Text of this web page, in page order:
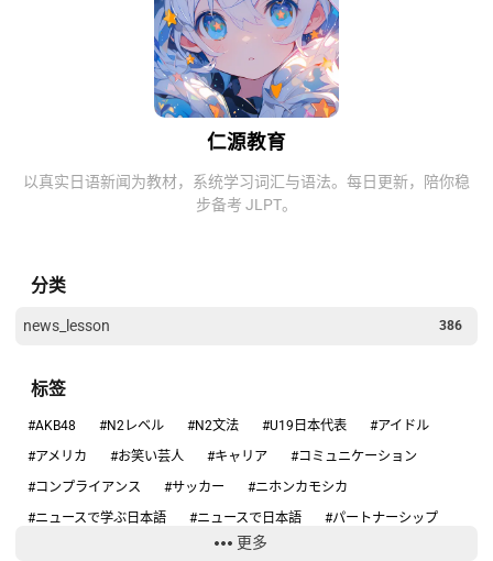
仁源教育
以真实日语新闻为教材，系统学习词汇与语法。每日更新，陪你稳
步备考 JLPT。
分类
news_lesson 386
标签
#AKB48 #N2レベル #N2文法 #U19日本代表
#アイドル
#アメリカ
#お笑い芸人 #キャリア
#コミュニケーション
#コンプライアンス
#サッカー
#ニホンカモシカ
#ニュースで学ぶ日本語
#ニュースで日本語
#パートナーシップ
#フィギュアスケート
更多